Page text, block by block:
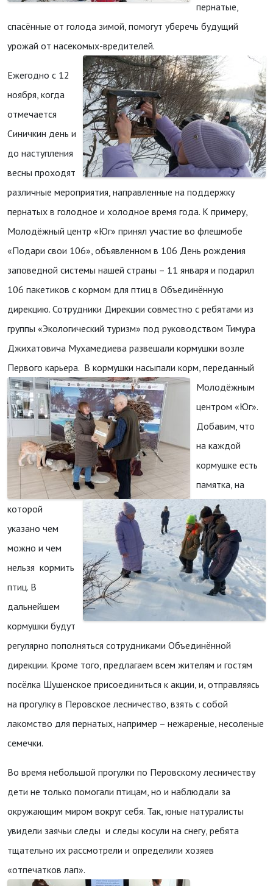
пернатые,
спасённые от голода зимой, помогут уберечь будущий
урожай от насекомых-вредителей.
Ежегодно с 12
ноября, когда
отмечается
Синичкин день и
до наступления
весны проходят
различные мероприятия, направленные на поддержку
пернатых в голодное и холодное время года. К примеру,
Молодёжный центр «Юг» принял участие во флешмобе
«Подари свои 106», объявленном в 106 День рождения
заповедной системы нашей страны – 11 января и подарил
106 пакетиков с кормом для птиц в Объединённую
дирекцию. Сотрудники Дирекции совместно с ребятами из
группы «Экологический туризм» под руководством Тимура
Джихатовича Мухамедиева развешали кормушки возле
Первого карьера. В кормушки насыпали корм, переданный
Молодёжным
центром «Юг».
Добавим, что
на каждой
кормушке есть
памятка, на
которой
указано чем
можно и чем
нельзя кормить
птиц. В
дальнейшем
кормушки будут
регулярно пополняться сотрудниками Объединённой
дирекции. Кроме того, предлагаем всем жителям и гостям
посёлка Шушенское присоединиться к акции, и, отправляясь
на прогулку в Перовское лесничество, взять с собой
лакомство для пернатых, например – нежареные, несоленые
семечки.
Во время небольшой прогулки по Перовскому лесничеству
дети не только помогали птицам, но и наблюдали за
окружающим миром вокруг себя. Так, юные натуралисты
увидели заячьи следы и следы косули на снегу, ребята
тщательно их рассмотрели и определили хозяев
«отпечатков лап».